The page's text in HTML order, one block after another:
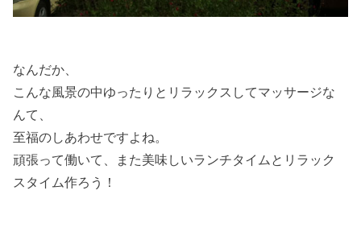
なんだか、
こんな風景の中ゆったりとリラックスしてマッサージな
んて、
至福のしあわせですよね。
頑張って働いて、また美味しいランチタイムとリラック
スタイム作ろう！